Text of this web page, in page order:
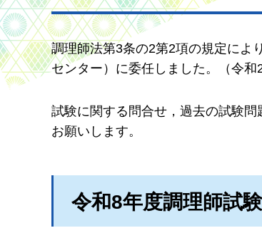
調理師法第3条の2第2項の規定によ
センター）に委任しました。（令和
試験に関する問合せ，過去の試験問
お願いします。
令和8年度調理師試験